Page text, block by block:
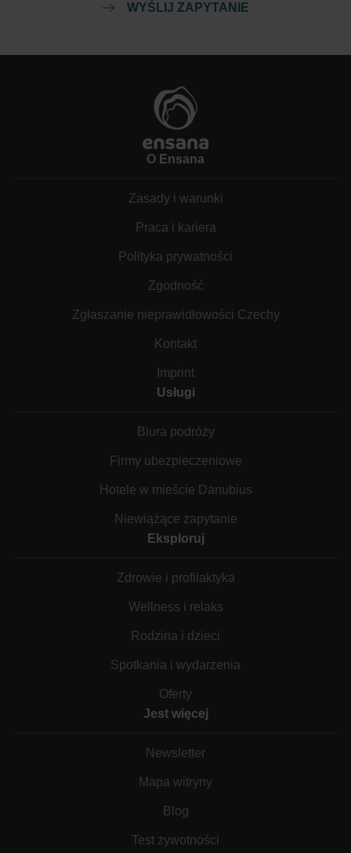
WYŚLIJ ZAPYTANIE
O Ensana
Zasady i warunki
Praca i kariera
Polityka prywatności
Zgodność
Zgłaszanie nieprawidłowości Czechy
Kontakt
Imprint
Usługi
Biura podróży
Firmy ubezpieczeniowe
Hotele w mieście Danubius
Niewiążące zapytanie
Eksploruj
Zdrowie i profilaktyka
Wellness i relaks
Rodzina i dzieci
Spotkania i wydarzenia
Oferty
Jest więcej
Newsletter
Mapa witryny
Blog
Test żywotności